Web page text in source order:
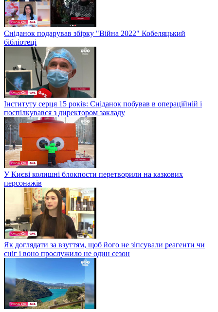
Сніданок подарував збірку "Війна 2022" Кобеляцький
бібліотеці
Інституту серця 15 років: Сніданок побував в операційній і
поспілкувався з директором закладу
У Києві колишні блокпости перетворили на казкових
персонажів
Як доглядати за взуттям, щоб його не зіпсували реагенти чи
сніг і воно прослужило не один сезон